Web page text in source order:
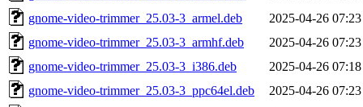
gnome-video-trimmer_25.03-3_armel.deb
2025-04-26 07:23
gnome-video-trimmer_25.03-3_armhf.deb
2025-04-26 07:23
gnome-video-trimmer_25.03-3_i386.deb
2025-04-26 07:18
gnome-video-trimmer_25.03-3_ppc64el.deb
2025-04-26 07:23